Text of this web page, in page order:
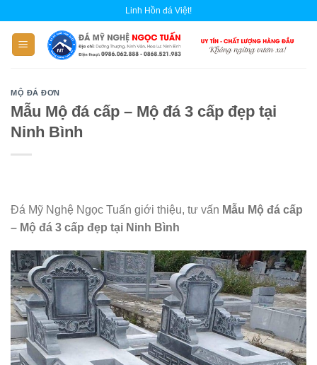
content
Linh Hồn đá Việt!
MỘ ĐÁ ĐƠN
Mẫu Mộ đá cấp – Mộ đá 3 cấp đẹp tại
Ninh Bình
Đá Mỹ Nghệ Ngọc Tuấn giới thiệu, tư vấn Mẫu Mộ đá cấp
– Mộ đá 3 cấp đẹp tại Ninh Bình